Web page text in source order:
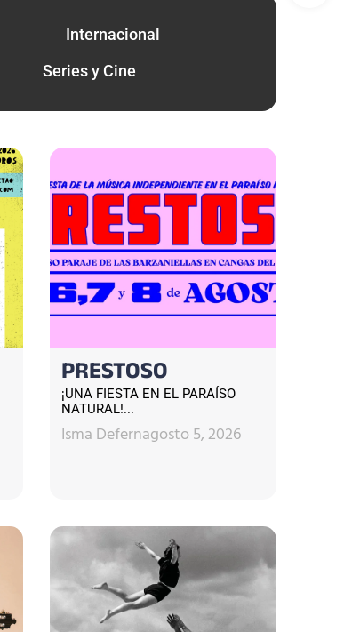
Internacional
Series y Cine
PRESTOSO
¡UNA FIESTA EN EL PARAÍSO
NATURAL!...
Isma Defernagosto 5, 2026